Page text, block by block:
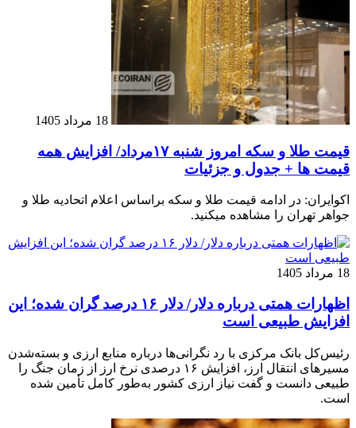
18 مرداد 1405
قیمت طلا و سکه امروز شنبه ۱۷مرداد/ افزایش همه
قیمت ها + جدول و جزئیات
اکوایران: در ادامه قیمت طلا و سکه براساس اعلام اتحادیه طلا و
جواهر تهران را مشاهده میکنید.
18 مرداد 1405
اظهارات همتی درباره دلار/ دلار ۱۶ درصد گران شده؛ این
افزایش طبیعی است
رئیس‌کل بانک مرکزی با رد نگرانی‌ها درباره منابع ارزی و بسته‌شدن
مسیرهای انتقال ارز، افزایش ۱۶ درصدی نرخ ارز از زمان جنگ را
طبیعی دانست و گفت نیاز ارزی کشور به‌طور کامل تأمین شده
است.